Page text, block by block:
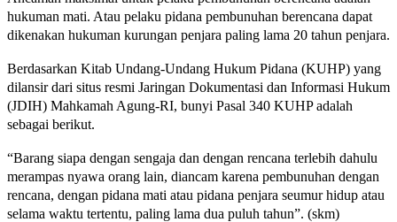
hukuman mati. Atau pelaku pidana pembunuhan berencana dapat
dikenakan hukuman kurungan penjara paling lama 20 tahun penjara.
Berdasarkan Kitab Undang-Undang Hukum Pidana (KUHP) yang
dilansir dari situs resmi Jaringan Dokumentasi dan Informasi Hukum
(JDIH) Mahkamah Agung-RI, bunyi Pasal 340 KUHP adalah
sebagai berikut.
“Barang siapa dengan sengaja dan dengan rencana terlebih dahulu
merampas nyawa orang lain, diancam karena pembunuhan dengan
rencana, dengan pidana mati atau pidana penjara seumur hidup atau
selama waktu tertentu, paling lama dua puluh tahun”. (skm)